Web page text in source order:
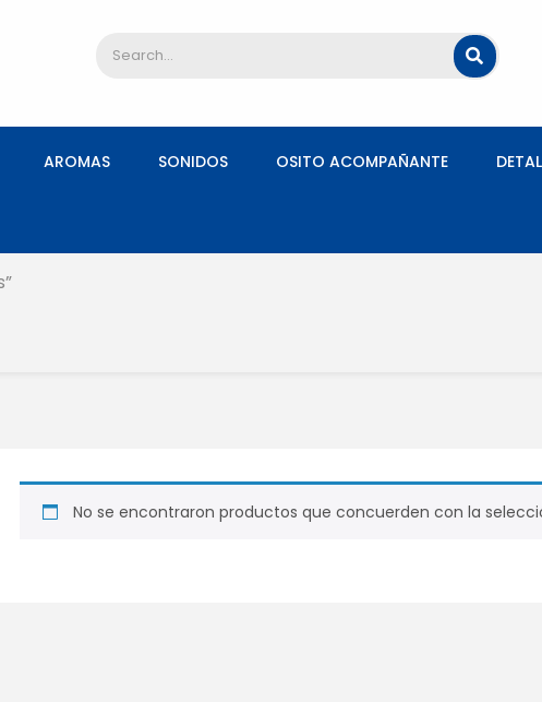
AROMAS SONIDOS OSITO ACOMPAÑANTE
No se encontraron productos que concuerden con la